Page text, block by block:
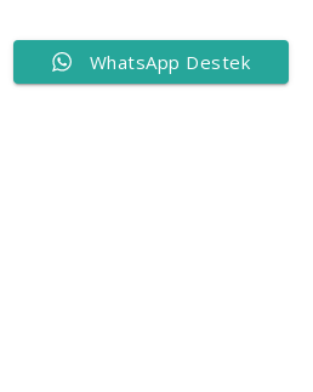
WhatsApp Destek